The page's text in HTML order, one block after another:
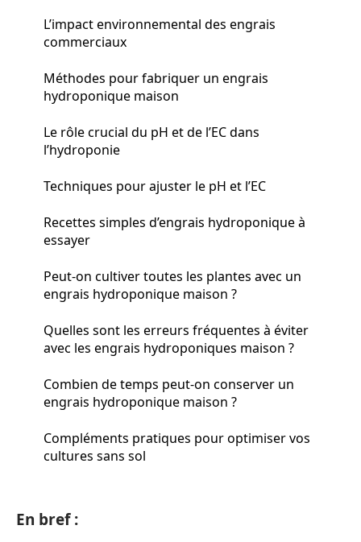
L’impact environnemental des engrais
commerciaux
Méthodes pour fabriquer un engrais
hydroponique maison
Le rôle crucial du pH et de l’EC dans
l’hydroponie
Techniques pour ajuster le pH et l’EC
Recettes simples d’engrais hydroponique à
essayer
Peut-on cultiver toutes les plantes avec un
engrais hydroponique maison ?
Quelles sont les erreurs fréquentes à éviter
avec les engrais hydroponiques maison ?
Combien de temps peut-on conserver un
engrais hydroponique maison ?
Compléments pratiques pour optimiser vos
cultures sans sol
En bref :